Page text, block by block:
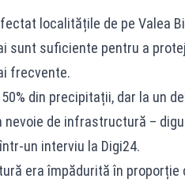
localitățile de pe Valea
sunt suficiente pentru a
frecvente.
din precipitații, dar la un
de infrastructură –
un interviu la Digi24.
era împădurită în proporție